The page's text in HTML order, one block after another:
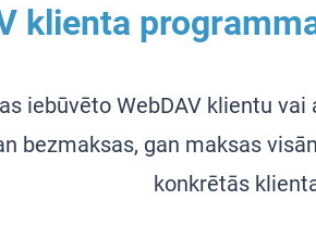
klienta
iebūvēto WebDAV klientu
bezmaksas, gan maksas
konkrētās